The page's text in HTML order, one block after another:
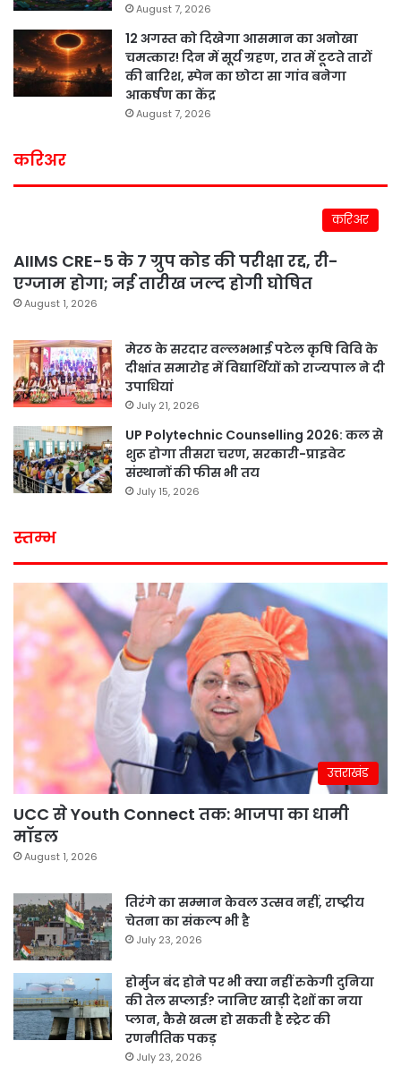
August 7, 2026
12 अगस्त को दिखेगा आसमान का अनोखा
चमत्कार! दिन में सूर्य ग्रहण, रात में टूटते तारों
की बारिश, स्पेन का छोटा सा गांव बनेगा
आकर्षण का केंद्र
August 7, 2026
करिअर
करिअर
AIIMS CRE-5 के 7 ग्रुप कोड की परीक्षा रद्द, री-
एग्जाम होगा; नई तारीख जल्द होगी घोषित
August 1, 2026
मेरठ के सरदार वल्लभभाई पटेल कृषि विवि के
दीक्षांत समारोह में विद्यार्थियों को राज्यपाल ने दी
उपाधियां
July 21, 2026
UP Polytechnic Counselling 2026: कल से
शुरू होगा तीसरा चरण, सरकारी-प्राइवेट
संस्थानों की फीस भी तय
July 15, 2026
स्तम्भ
उत्तराखंड
UCC से Youth Connect तक: भाजपा का धामी
मॉडल
August 1, 2026
तिरंगे का सम्मान केवल उत्सव नहीं, राष्ट्रीय
चेतना का संकल्प भी है
July 23, 2026
होर्मुज बंद होने पर भी क्या नहीं रुकेगी दुनिया
की तेल सप्लाई? जानिए खाड़ी देशों का नया
प्लान, कैसे खत्म हो सकती है स्ट्रेट की
रणनीतिक पकड़
July 23, 2026